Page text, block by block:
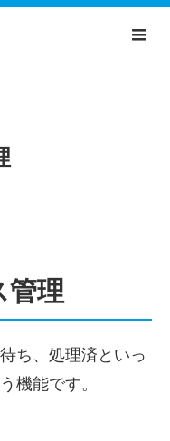
管理
ち、処理済といっ
機能です。